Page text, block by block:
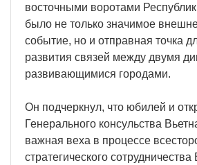
восточными воротами
было не только значимое
событие, но и отправная точка
развития связей между двумя
развивающимися городами.
Он подчеркнул, что юбилей и
Генерального консульства
важная веха в процессе
стратегического